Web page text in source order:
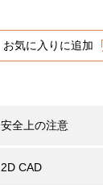
お気に入りに追加
安全上の注意
2D CAD